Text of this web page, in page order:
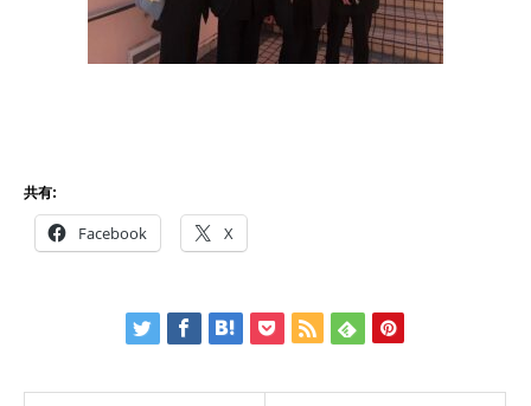
共有:
Facebook X